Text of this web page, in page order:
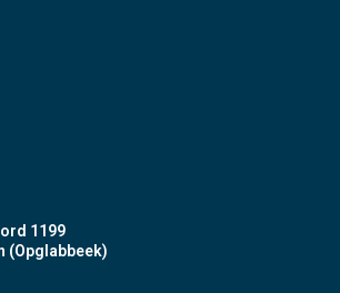
1199
(Opglabbeek)